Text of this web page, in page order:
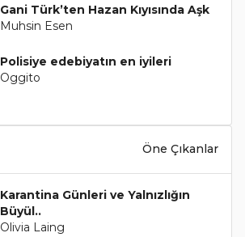
Gani Türk’ten Hazan Kıyısında Aşk
Muhsin Esen
Polisiye edebiyatın en iyileri
Oggito
Öne Çıkanlar
Karantina Günleri ve Yalnızlığın
Büyül..
Olivia Laing